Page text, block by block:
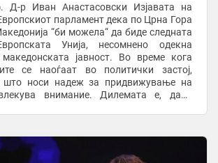
Д-р Иван Анастасовски Изјавата на
парламент дека по Црна Гора
“би можела“ да биде следната
Унија, несомнено одекна
јавност. Во време кога
се наоѓаат во политички застој,
што носи надеж за придвижување на
внимание. Дилемата е, дали